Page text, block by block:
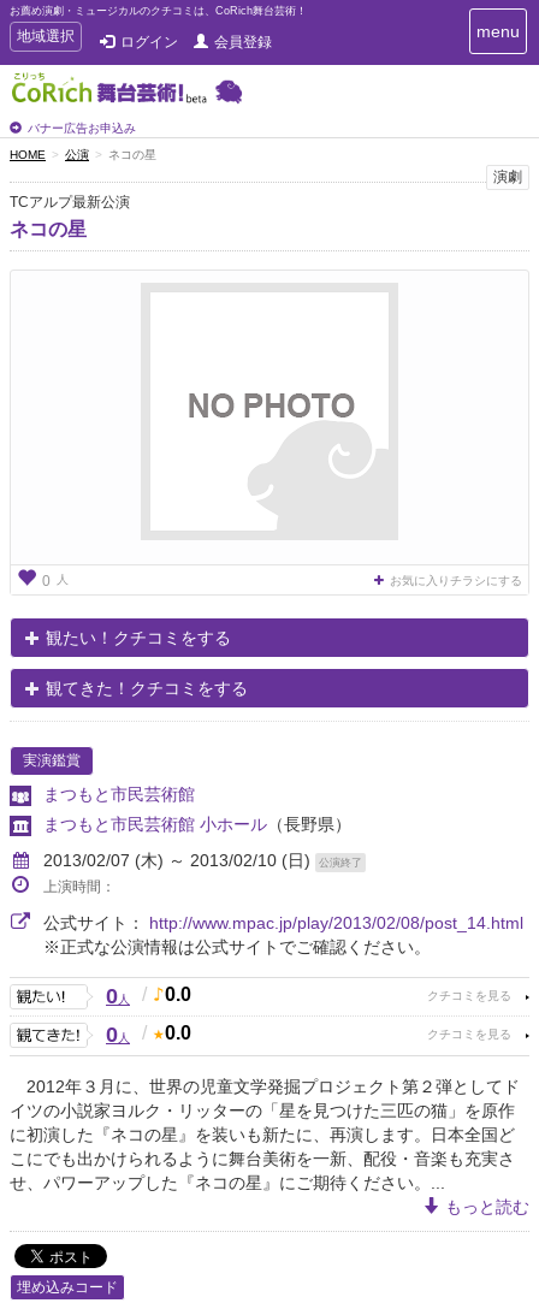
お薦め演劇・ミュージカルのクチコミは、CoRich舞台芸術！
T
o
g
g
e
n
a
v
i
g
地域選択 ログイン 会員登録
バナー広告お申込み
T
o
i
g
menu
HOME 公演 ネコの星
演劇
TCアルプ最新公演
ネコの星
0 人 お気に入りチラシにする
観たい！クチコミをする
観てきた！クチコミをする
実演鑑賞
まつもと市民芸術館
まつもと市民芸術館 小ホール （長野県）
2013/02/07 (木) ～ 2013/02/10 (日)
公演終了
上演時間：
公式サイト： http://www.mpac.jp/play/2013/02/08/post_14.html
※正式な公演情報は公式サイトでご確認ください。
0人 / 0.0
0人 / 0.0
2012年３月に、世界の児童文学発掘プロジェクト第２弾としてド
イツの小説家ヨルク・リッターの「星を見つけた三匹の猫」を原作
に初演した『ネコの星』を装いも新たに、再演します。日本全国ど
こにでも出かけられるように舞台美術を一新、配役・音楽も充実さ
せ、パワーアップした『ネコの星』にご期待ください。...
もっと読む
埋め込みコード